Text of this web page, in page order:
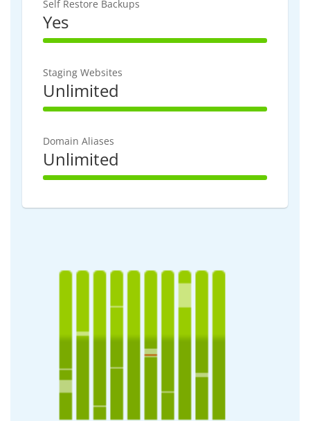
Self Restore Backups
Yes
100% Complete
Staging Websites
Unlimited
100% Complete
Domain Aliases
Unlimited
100% Complete